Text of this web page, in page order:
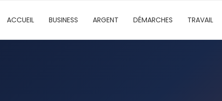
ACCUEIL BUSINESS ARGENT DÉMARCHES TRAVAIL